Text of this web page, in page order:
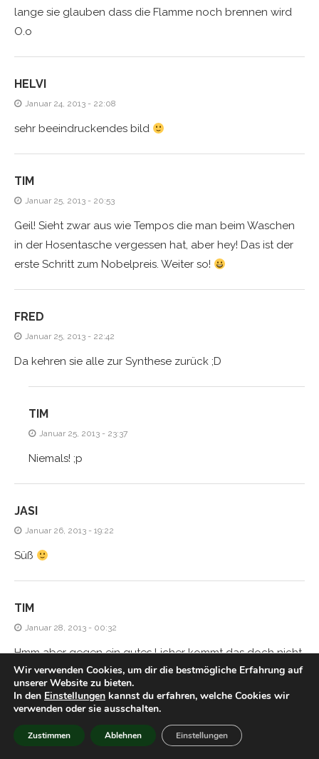
lange sie glauben dass die Flamme noch brennen wird
O.o
HELVI
Januar 24, 2013 - 22:08
sehr beeindruckendes bild
TIM
Januar 25, 2013 - 20:53
Geil! Sieht zwar aus wie Tempos die man beim Waschen
in der Hosentasche vergessen hat, aber hey! Das ist der
erste Schritt zum Nobelpreis. Weiter so!
FRED
Januar 25, 2013 - 22:42
Da kehren sie alle zur Synthese zurück ;D
TIM
Januar 25, 2013 - 23:37
Niemals! ;p
JASI
Januar 26, 2013 - 19:22
Süß
TIM
Januar 28, 2013 - 00:32
Hmm aber gegen ein gutes Licher kommt das doch nicht
an, oder?
HIACYNTA
Januar 28, 2013 - 21:54
Wir verwenden Cookies, um dir die bestmögliche Erfahrung auf
unserer Website zu bieten.
In den Einstellungen kannst du erfahren, welche Cookies wir
verwenden oder sie ausschalten.
Zustimmen Ablehnen Einstellungen